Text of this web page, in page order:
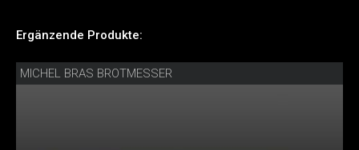
Ergänzende Produkte:
MICHEL BRAS BROTMESSER